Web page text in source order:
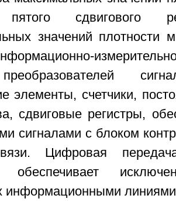
пятого сдвигового
значений плотности
элементы, счетчики,
сдвиговые регистры,
сигналами с блоком
Цифровая
обеспечивает
информационными